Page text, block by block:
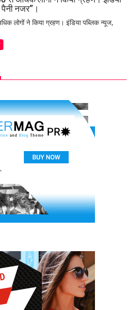
नजर”।
लोगों ने किया ग्रहण। इंडिया पब्लिक न्यूज,